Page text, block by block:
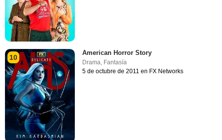
10
American Horror Story
Drama, Fantasía
5 de octubre de 2011 en FX Networks